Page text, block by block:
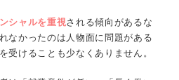
シャルを重視される傾向があるな
なかったのは人物面に問題がある
受けることも少なくありません。